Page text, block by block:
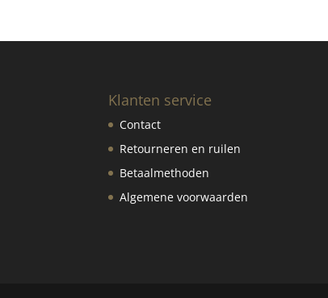
Klanten service
Contact
Retourneren en ruilen
Betaalmethoden
Algemene voorwaarden